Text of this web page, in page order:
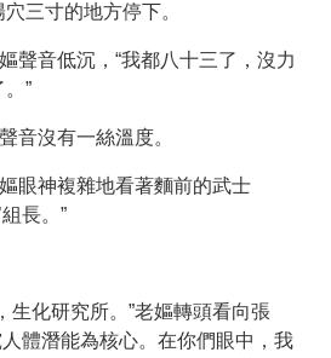
三寸的地方停下。
聲音低沉，“我都八十三了，沒力
”
音沒有一絲溫度。
眼神複雜地看著麵前的武士
長。”
生化研究所。”老嫗轉頭看向張
人體潛能為核心。在你們眼中，我